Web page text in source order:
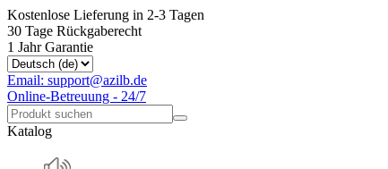
Kostenlose Lieferung in 2-3 Tagen
30 Tage Rückgaberecht
1 Jahr Garantie
Email: support@azilb.de
Online-Betreuung - 24/7
Katalog